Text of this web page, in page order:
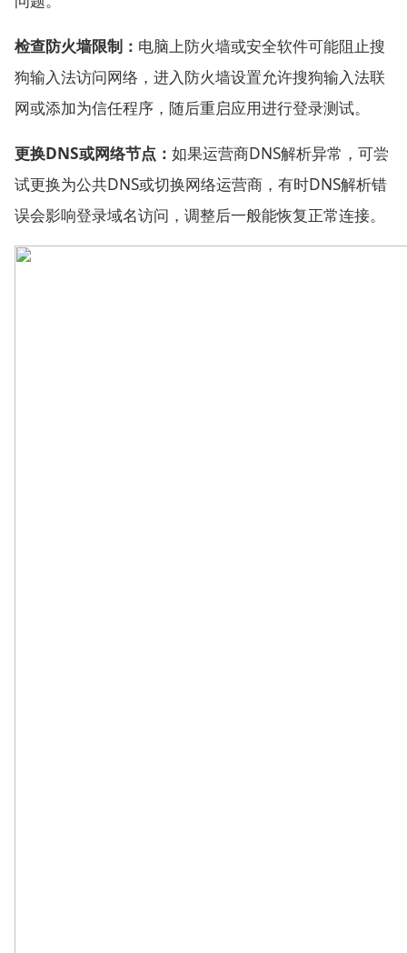
检查防火墙限制： 电脑上防火墙或安全软件可能阻止搜
狗输入法访问网络，进入防火墙设置允许搜狗输入法联
网或添加为信任程序，随后重启应用进行登录测试。
更换DNS或网络节点： 如果运营商DNS解析异常，可尝
试更换为公共DNS或切换网络运营商，有时DNS解析错
误会影响登录域名访问，调整后一般能恢复正常连接。